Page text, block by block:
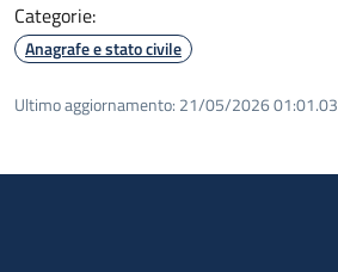
Categorie:
Anagrafe e stato civile
Ultimo aggiornamento: 21/05/2026 01:01.03